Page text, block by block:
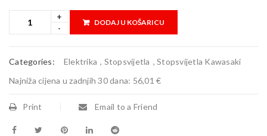
DODAJ U KOŠARICU
Categories: Elektrika , Stopsvijetla , Stopsvijetla Kawasaki
Najniža cijena u zadnjih 30 dana: 56,01 €
Print Email to a Friend